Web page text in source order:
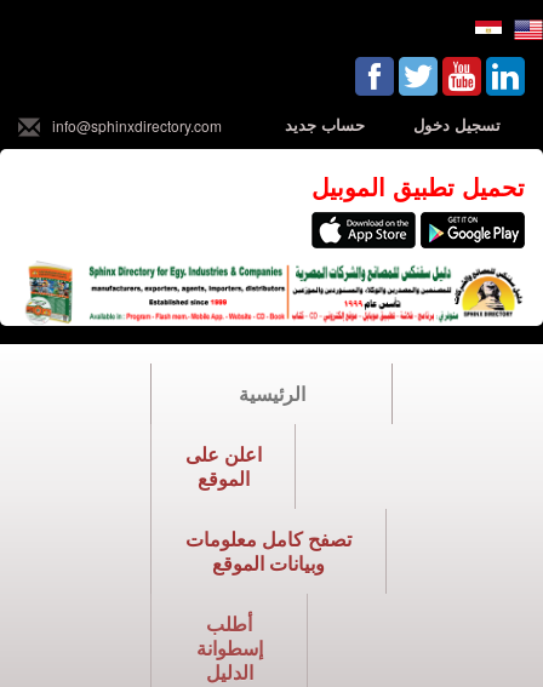
تسجيل دخول حساب جديد info@sphinxdirectory.com
تحميل تطبيق الموبيل
الرئيسية
اعلن على
الموقع
تصفح كامل معلومات
وبيانات الموقع
أطلب
إسطوانة
الدليل